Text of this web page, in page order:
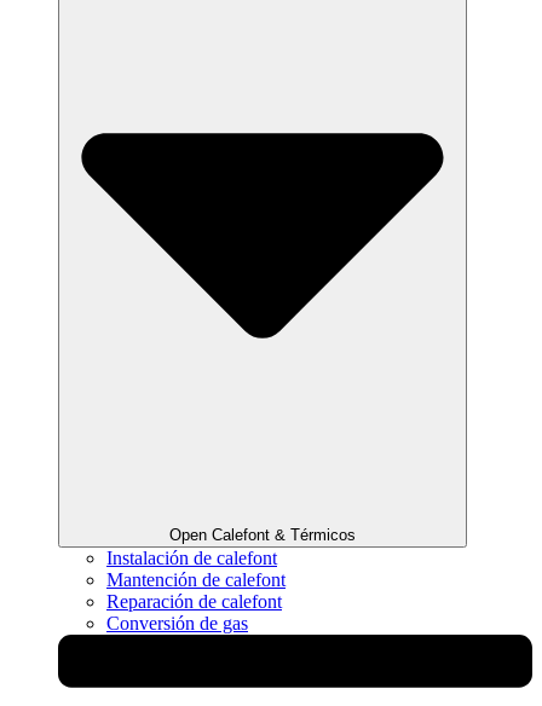
Open Calefont & Térmicos
Instalación de calefont
Mantención de calefont
Reparación de calefont
Conversión de gas